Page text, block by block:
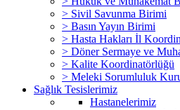
> Sivil Savunma Birimi
> Basın Yayın Birimi
> Hasta Hakları İl
> Döner Sermaye ve
> Kalite Koordinatörlüğü
> Meleki Sorumluluk
Sağlık Tesislerimiz
Hastanelerimiz